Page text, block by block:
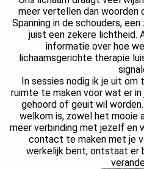
meer vertellen dan woorden
Spanning in de schouders,
juist een zekere lichtheid.
informatie over hoe
lichaamsgerichte therapie
In sessies nodig ik je uit
ruimte te maken voor wat er
gehoord of geuit wil
welkom is, zowel het mooie
meer verbinding met jezelf en
contact te maken met je
werkelijk bent, ontstaat er
worden
om
over
van
op